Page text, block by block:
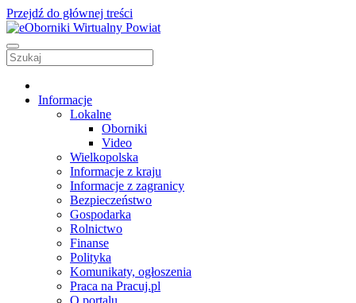
Przejdź do głównej treści
Informacje
Lokalne
Oborniki
Video
Wielkopolska
Informacje z kraju
Informacje z zagranicy
Bezpieczeństwo
Gospodarka
Rolnictwo
Finanse
Polityka
Komunikaty, ogłoszenia
Praca na Pracuj.pl
O portalu